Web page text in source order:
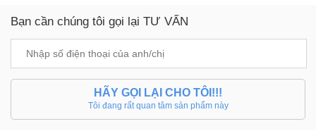
Bạn cần chúng tôi gọi lại TƯ VẤN
HÃY GỌI LẠI CHO TÔI!!!
Tôi đang rất quan tâm sản phẩm này